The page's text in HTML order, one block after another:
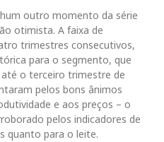
outro momento da série
otimista. A faixa de
trimestres consecutivos,
para o segmento, que
o terceiro trimestre de
pelos bons ânimos
e aos preços – o
pelos indicadores de
quanto para o leite.